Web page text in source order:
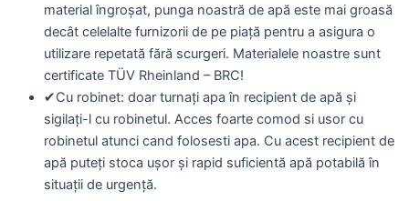
material îngroșat, punga noastră de apă este mai groasă
decât celelalte furnizorii de pe piață pentru a asigura o
utilizare repetată fără scurgeri. Materialele noastre sunt
certificate TÜV Rheinland – BRC!
✔Cu robinet: doar turnați apa în recipient de apă și
sigilați-l cu robinetul. Acces foarte comod si usor cu
robinetul atunci cand folosesti apa. Cu acest recipient de
apă puteți stoca ușor și rapid suficientă apă potabilă în
situații de urgență.